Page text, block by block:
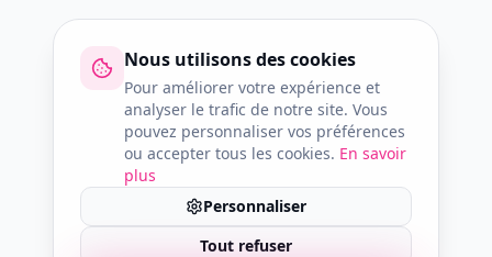
Nous utilisons des cookies
Pour améliorer votre expérience et
analyser le trafic de notre site. Vous
pouvez personnaliser vos préférences
ou accepter tous les cookies. En savoir
plus
Personnaliser
Tout refuser
Besoin d'aide ? 💬